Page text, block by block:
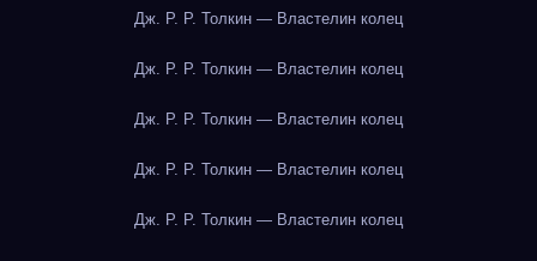
Дж. Р. Р. Толкин — Властелин колец
Дж. Р. Р. Толкин — Властелин колец
Дж. Р. Р. Толкин — Властелин колец
Дж. Р. Р. Толкин — Властелин колец
Дж. Р. Р. Толкин — Властелин колец